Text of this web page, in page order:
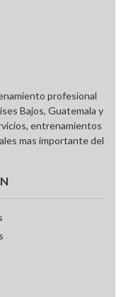
profesional
Bajos, Guatemala y
entrenamientos
mas importante del